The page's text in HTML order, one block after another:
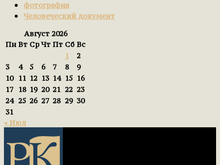
фотография
Человеческий документ
Август 2026
Пн Вт Ср Чт Пт Сб Вс
1
2
3
4 5 6 7 8
9
10
11 12 13 14 15 16
17
18 19 20 21 22 23
24 25 26 27 28 29 30
31
« Июл